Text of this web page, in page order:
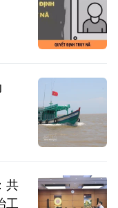
共
工